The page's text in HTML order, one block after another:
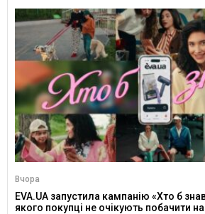
Вчора
EVA.UA запустила кампанію «Хто б
якого покупці не очікують побачити